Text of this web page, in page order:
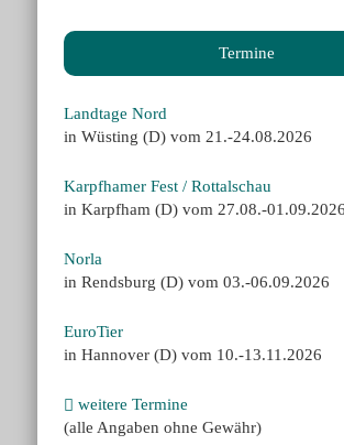
Termine
Landtage Nord
in Wüsting (D) vom 21.-24.08.2026
Karpfhamer Fest / Rottalschau
in Karpfham (D) vom 27.08.-01.09.2026
Norla
in Rendsburg (D) vom 03.-06.09.2026
EuroTier
in Hannover (D) vom 10.-13.11.2026
weitere Termine
(alle Angaben ohne Gewähr)